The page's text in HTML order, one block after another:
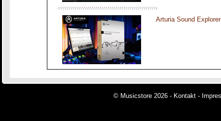
Arturia Sound
© Musicstore 2026 - Kontakt -